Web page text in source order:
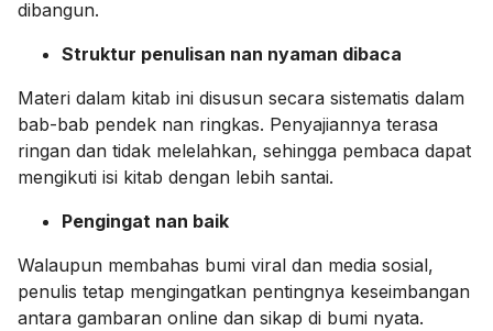
dibangun.
Struktur penulisan nan nyaman dibaca
Materi dalam kitab ini disusun secara sistematis dalam
bab-bab pendek nan ringkas. Penyajiannya terasa
ringan dan tidak melelahkan, sehingga pembaca dapat
mengikuti isi kitab dengan lebih santai.
Pengingat nan baik
Walaupun membahas bumi viral dan media sosial,
penulis tetap mengingatkan pentingnya keseimbangan
antara gambaran online dan sikap di bumi nyata.